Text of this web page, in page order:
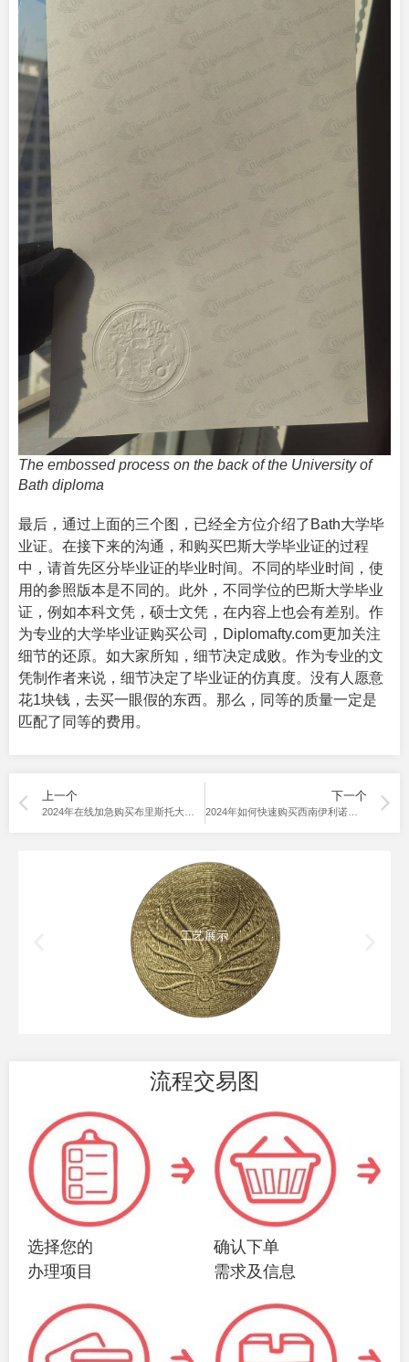
The embossed process on the back of the University of
Bath diploma
最后，通过上面的三个图，已经全方位介绍了Bath大学毕
业证。在接下来的沟通，和购买巴斯大学毕业证的过程
中，请首先区分毕业证的毕业时间。不同的毕业时间，使
用的参照版本是不同的。此外，不同学位的巴斯大学毕业
证，例如本科文凭，硕士文凭，在内容上也会有差别。作
为专业的大学毕业证购买公司，Diplomafty.com更加关注
细节的还原。如大家所知，细节决定成败。作为专业的文
凭制作者来说，细节决定了毕业证的仿真度。没有人愿意
花1块钱，去买一眼假的东西。那么，同等的质量一定是
匹配了同等的费用。
上一个 下一个
2024年如何快速购买西南伊利诺伊学院毕业证书？
工艺展示
流程交易图
选择您的
办理项目
确认下单
需求及信息